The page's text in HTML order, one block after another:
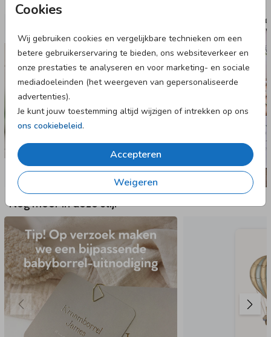
Cookies
Wij gebruiken cookies en vergelijkbare technieken om een
betere gebruikerservaring te bieden, ons websiteverkeer en
onze prestaties te analyseren en voor marketing- en sociale
mediadoeleinden (het weergeven van gepersonaliseerde
advertenties).
Je kunt jouw toestemming altijd wijzigen of intrekken op ons
ons cookiebeleid.
Accepteren
Weigeren